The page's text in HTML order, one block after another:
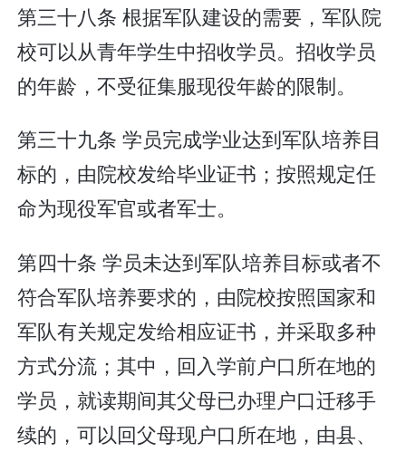
第三十八条 根据军队建设的需要，军队院
校可以从青年学生中招收学员。招收学员
的年龄，不受征集服现役年龄的限制。
第三十九条 学员完成学业达到军队培养目
标的，由院校发给毕业证书；按照规定任
命为现役军官或者军士。
第四十条 学员未达到军队培养目标或者不
符合军队培养要求的，由院校按照国家和
军队有关规定发给相应证书，并采取多种
方式分流；其中，回入学前户口所在地的
学员，就读期间其父母已办理户口迁移手
续的，可以回父母现户口所在地，由县、